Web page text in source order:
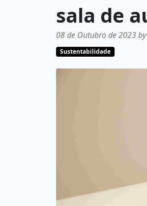
sala de
08 de Outubro de 2023
Sustentabilidade